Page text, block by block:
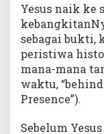
Yesus naik ke
sebagai bukti,
peristiwa
mana-mana
waktu,
Presence”).
Sebelum